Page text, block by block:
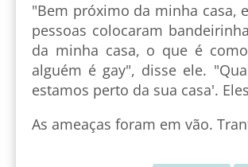
"Bem próximo da minha casa,
pessoas colocaram
da minha casa, o que é
alguém é gay", disse ele.
estamos perto da sua casa'.
As ameaças foram em vão.